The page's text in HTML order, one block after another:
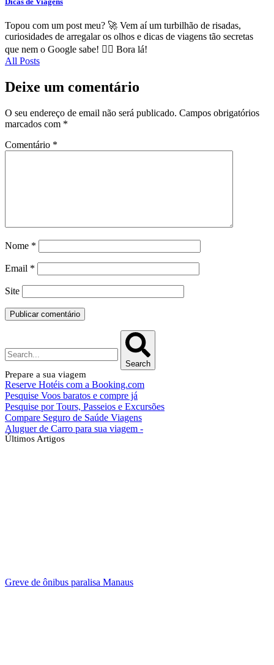
Topou com um post meu? 🚀 Vem aí um turbilhão de risadas,
curiosidades de arregalar os olhos e dicas de viagens tão secretas
que nem o Google sabe! 🕵️‍♂️ Bora lá!
All Posts
Deixe um comentário
O seu endereço de email não será publicado. Campos obrigatórios
marcados com *
Comentário *
Nome *
Email *
Site
Search
Prepare a sua viagem
Reserve Hotéis com a Booking.com
Pesquise Voos baratos e compre já
Pesquise por Tours, Passeios e Excursões
Compare Seguro de Saúde Viagens
Aluguer de Carro para sua viagem -
Últimos Artigos
Greve de ônibus paralisa Manaus